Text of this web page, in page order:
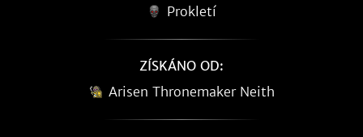
Prokletí
ZÍSKÁNO OD:
Arisen Thronemaker Neith